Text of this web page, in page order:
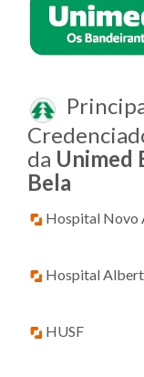
da Unimed
Bela
Hospital Novo
Hospital Albert
HUSF